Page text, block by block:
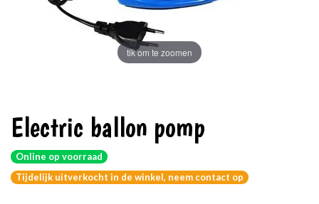
tik om te zoomen
Electric ballon pomp
Online op voorraad
Tijdelijk uitverkocht in de winkel, neem contact op